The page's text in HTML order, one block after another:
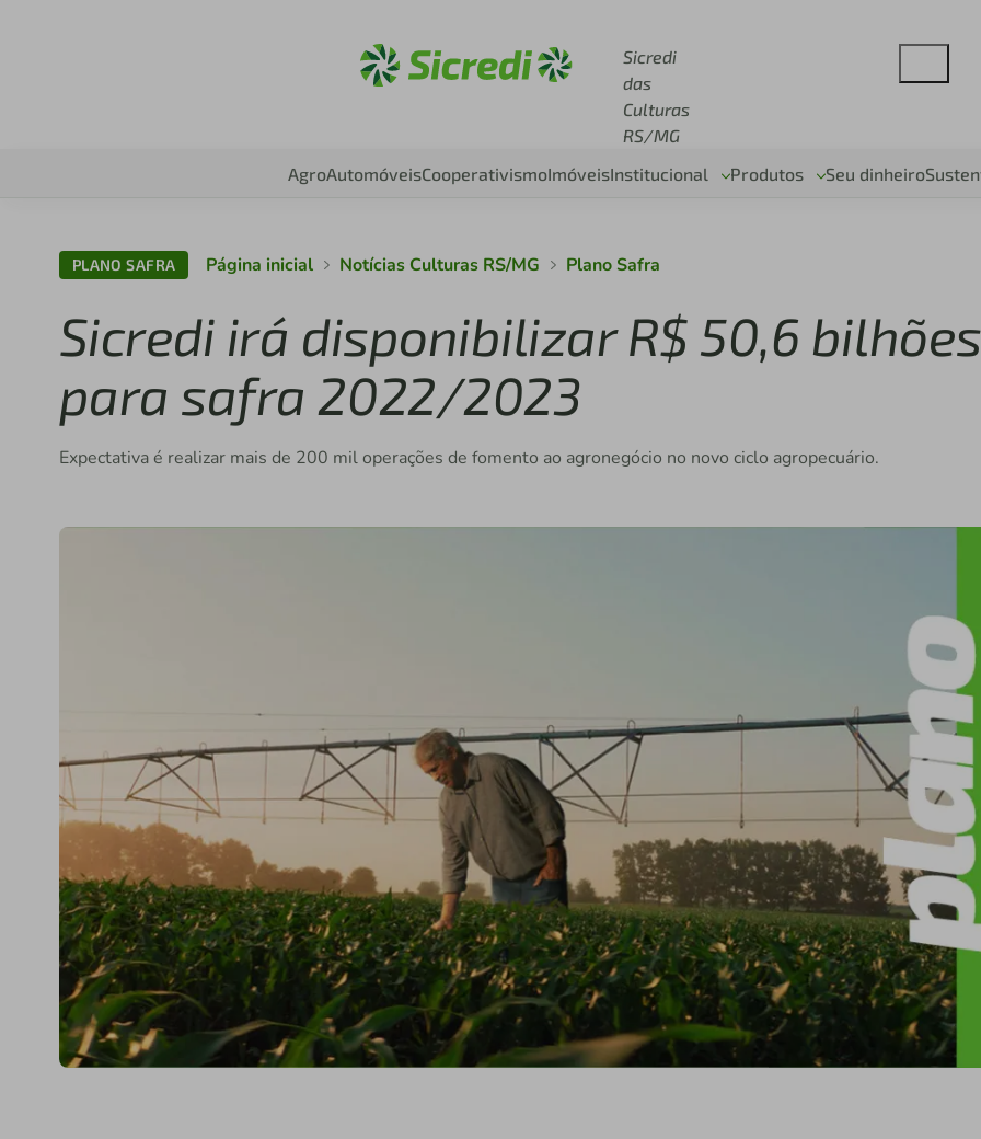
Sicredi
das
Culturas
RS/MG
AgroAutomóveisCooperativismoImóveisInstitucional Produtos Seu dinheiro
PLANO SAFRA Página inicial Notícias Culturas RS/MG Plano Safra
Sicredi irá disponibilizar R$ 50,6 bilhões
para safra 2022/2023
Expectativa é realizar mais de 200 mil operações de fomento ao agronegócio no novo ciclo agropecuário.